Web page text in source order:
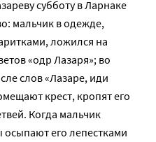
субботу в Ларнаке
мальчик в одежде,
ложился на
«одр Лазаря»; во
слов «Лазаре, иди
крест, кропят его
Когда мальчик
осыпают его лепестками